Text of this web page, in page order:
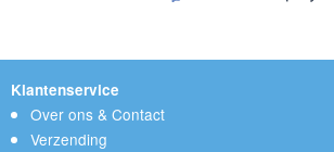
Klantenservice
Over ons & Contact
Verzending